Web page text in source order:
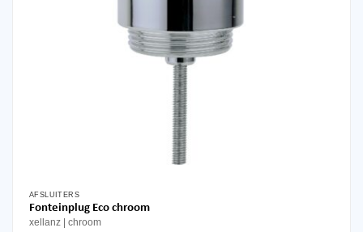
AFSLUITERS
Fonteinplug Eco chroom
xellanz chroom